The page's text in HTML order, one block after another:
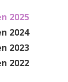
2025
2024
2023
2022